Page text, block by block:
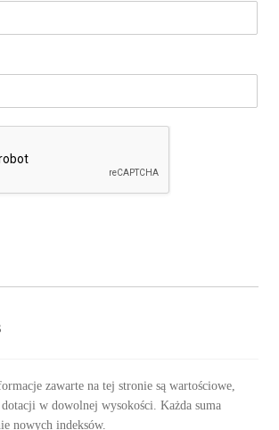
zawarte na tej stronie są wartościowe,
w dowolnej wysokości. Każda suma
nowych indeksów.